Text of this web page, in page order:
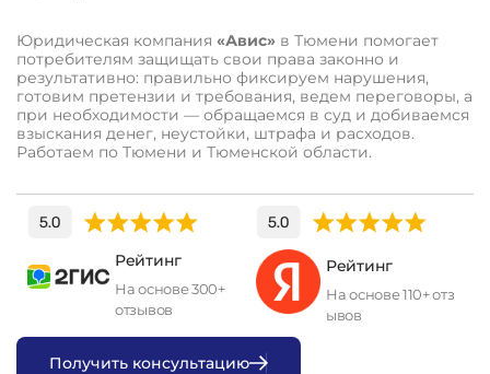
Юридическая компания «Авис» в Тюмени помогает
потребителям защищать свои права законно и
результативно: правильно фиксируем нарушения,
готовим претензии и требования, ведем переговоры, а
при необходимости — обращаемся в суд и добиваемся
взыскания денег, неустойки, штрафа и расходов.
Работаем по Тюмени и Тюменской области.
Рейтинг
На основе 300+
отзывов
Рейтинг
На основе 110+ отз
ывов
Получить консультацию